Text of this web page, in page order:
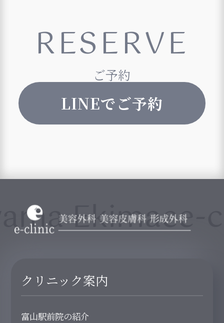
RESERVE
ご予約
LINEでご予約
Ekimaee-
クリニック案内
富山駅前院の紹介